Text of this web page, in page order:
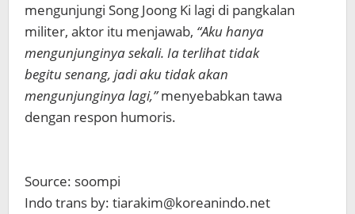
mengunjungi Song Joong Ki lagi di pangkalan
militer, aktor itu menjawab, “Aku hanya
mengunjunginya sekali. Ia terlihat tidak
begitu senang, jadi aku tidak akan
mengunjunginya lagi,”menyebabkan tawa
dengan respon humoris.
Source: soompi
Indo trans by: tiarakim@koreanindo.net